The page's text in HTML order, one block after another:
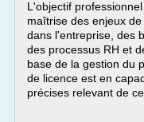
L'objectif
maîtrise des enjeux
dans l'entreprise, des
des processus RH et
base de la gestion du
de licence est en
précises relevant de